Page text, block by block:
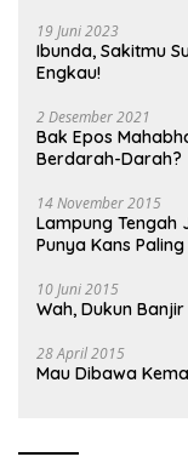
19 Juni 2023
Ibunda, Sakitmu
Engkau!
2 Desember 2021
Bak Epos
Berdarah-Darah?
14 November 2015
Lampung Tengah
Punya Kans
10 Juni 2015
Wah, Dukun
28 April 2015
Mau Dibawa